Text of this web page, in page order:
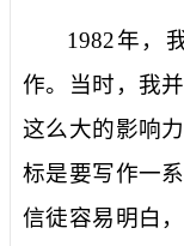
1982年，
作。当时，我
这么大的影响
标是要写作一
信徒容易明白